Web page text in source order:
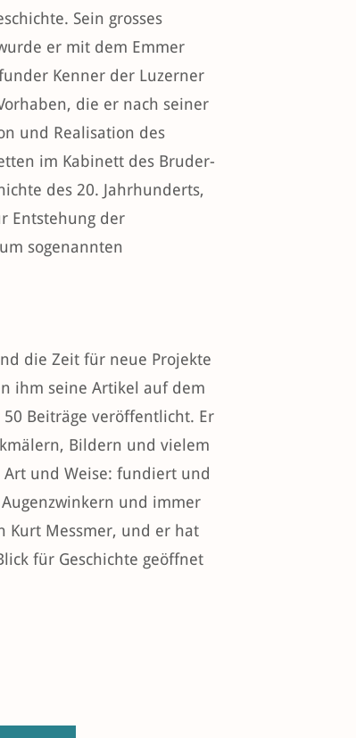
Sein grosses
er mit dem Emmer
Kenner der Luzerner
die er nach seiner
und Realisation des
im Kabinett des Bruder-
des 20. Jahrhunderts,
Entstehung der
sogenannten
die Zeit für neue Projekte
ihm seine Artikel auf dem
Beiträge veröffentlicht. Er
Bildern und vielem
und Weise: fundiert und
und immer
Kurt Messmer, und er hat
für Geschichte geöffnet